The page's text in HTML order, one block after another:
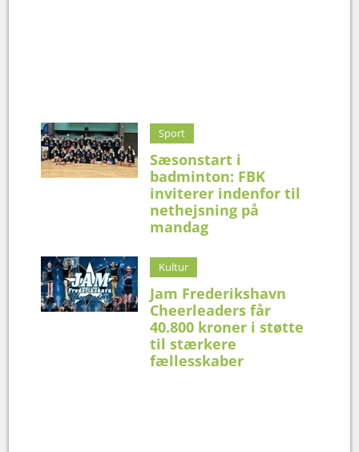
Sport
Sæsonstart i
badminton: FBK
inviterer indenfor til
nethejsning på
mandag
Kultur
Jam Frederikshavn
Cheerleaders får
40.800 kroner i støtte
til stærkere
fællesskaber